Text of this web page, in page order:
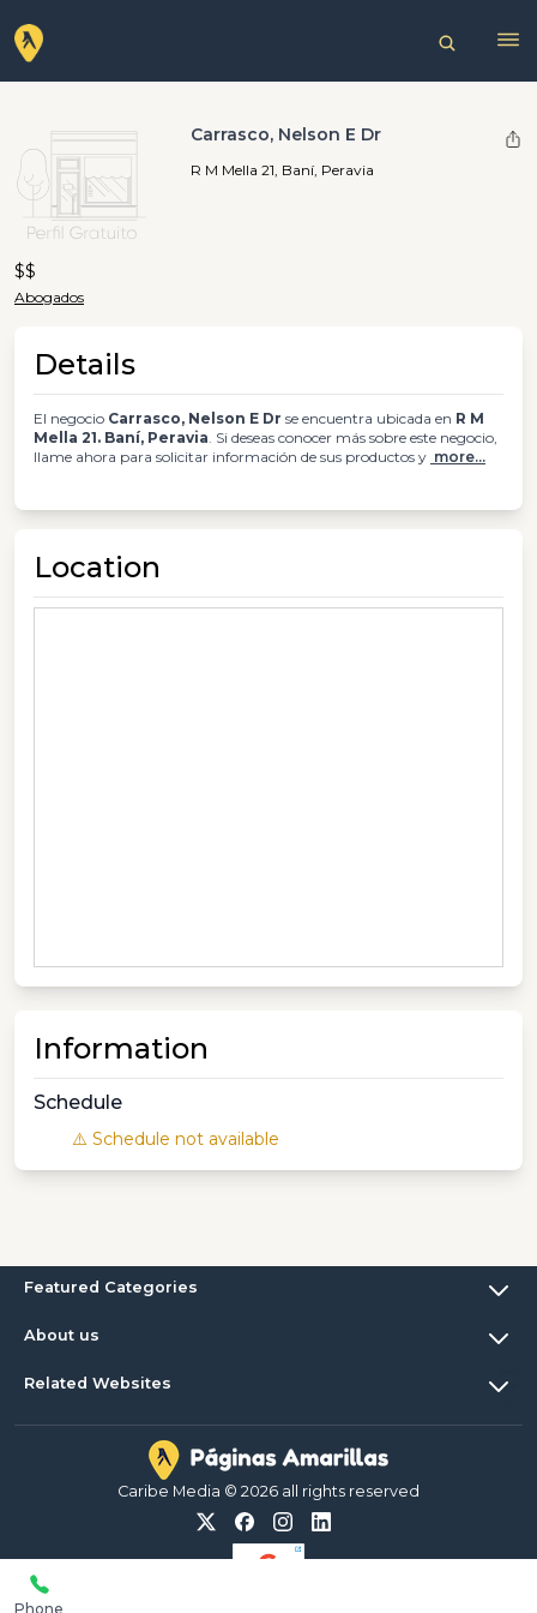
Carrasco, Nelson E Dr
R M Mella 21, Baní, Peravia
$$
Abogados
Phone
Details
El negocio Carrasco, Nelson E Dr se encuentra ubicada en R M
Mella 21. Baní, Peravia. Si deseas conocer más sobre este negocio,
llame ahora para solicitar información de sus productos y more...
Location
Information
Schedule
⚠️ Schedule not available
Featured Categories
About us
Related Websites
Caribe Media © 2026 all rights reserved